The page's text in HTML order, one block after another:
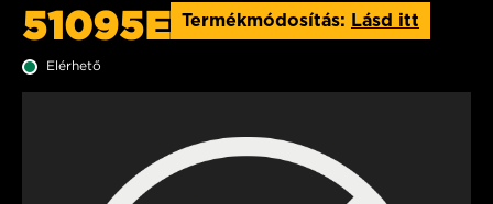
51095E Termékmódosítás: Lásd itt
Elérhető